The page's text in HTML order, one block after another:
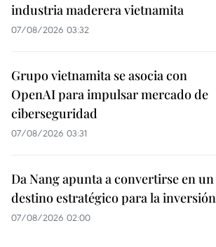
industria maderera vietnamita
07/08/2026 03:32
Grupo vietnamita se asocia con
OpenAI para impulsar mercado de
ciberseguridad
07/08/2026 03:31
Da Nang apunta a convertirse en un
destino estratégico para la inversión
07/08/2026 02:00